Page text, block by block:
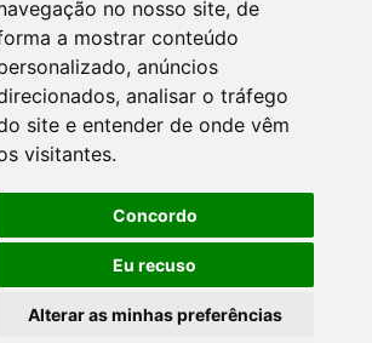
no nosso site, de
a mostrar conteúdo
anúncios
analisar o tráfego
site e entender de onde vêm
visitantes.
Concordo
Eu recuso
Alterar as minhas preferências
da República
Nacionais Reguladoras
Textos
Discussão